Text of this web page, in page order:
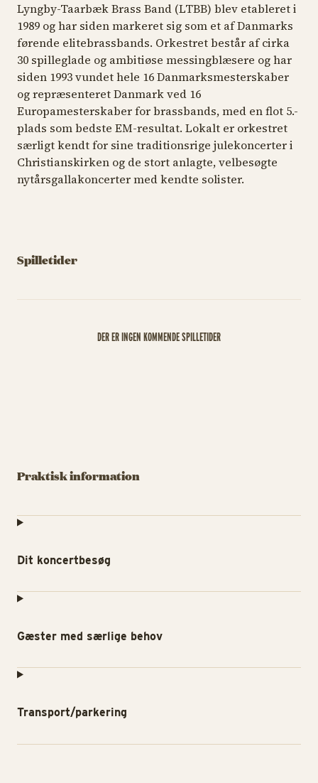
Lyngby-Taarbæk Brass Band (LTBB) blev etableret i
1989 og har siden markeret sig som et af Danmarks
førende elitebrassbands. Orkestret består af cirka
30 spilleglade og ambitiøse messingblæsere og har
siden 1993 vundet hele 16 Danmarksmesterskaber
og repræsenteret Danmark ved 16
Europamesterskaber for brassbands, med en flot 5.-
plads som bedste EM-resultat. Lokalt er orkestret
særligt kendt for sine traditionsrige julekoncerter i
Christianskirken og de stort anlagte, velbesøgte
nytårsgallakoncerter med kendte solister.
Spilletider
DER ER INGEN KOMMENDE SPILLETIDER
Praktisk information
Dit koncertbesøg
Gæster med særlige behov
Transport/parkering